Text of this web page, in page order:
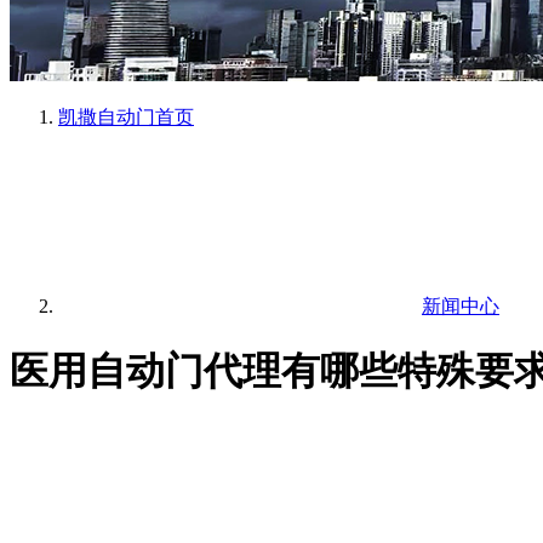
凯撒自动门首页
新闻中心
医用自动门代理有哪些特殊要